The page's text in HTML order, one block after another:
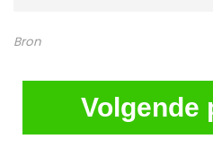
Bron
Volgende